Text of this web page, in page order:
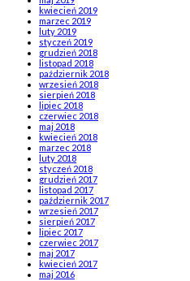
kwiecień 2019
marzec 2019
luty 2019
styczeń 2019
grudzień 2018
listopad 2018
październik 2018
wrzesień 2018
sierpień 2018
lipiec 2018
czerwiec 2018
maj 2018
kwiecień 2018
marzec 2018
luty 2018
styczeń 2018
grudzień 2017
listopad 2017
październik 2017
wrzesień 2017
sierpień 2017
lipiec 2017
czerwiec 2017
maj 2017
kwiecień 2017
maj 2016